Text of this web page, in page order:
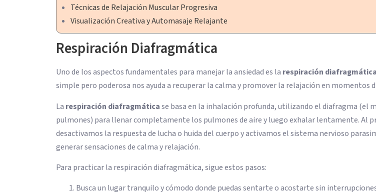
Técnicas de Relajación Muscular Progresiva
Visualización Creativa y Automasaje Relajante
Respiración Diafragmática
Uno de los aspectos fundamentales para manejar la ansiedad es la respiración diafragmática
simple pero poderosa nos ayuda a recuperar la calma y promover la relajación en momentos
La respiración diafragmáticase basa en la inhalación profunda, utilizando el diafragma (el
pulmones) para llenar completamente los pulmones de aire y luego exhalar lentamente. Al
desactivamos la respuesta de lucha o huida del cuerpo y activamos el sistema nervioso
generar sensaciones de calma y relajación.
Para practicar la respiración diafragmática, sigue estos pasos:
Busca un lugar tranquilo y cómodo donde puedas sentarte o acostarte sin